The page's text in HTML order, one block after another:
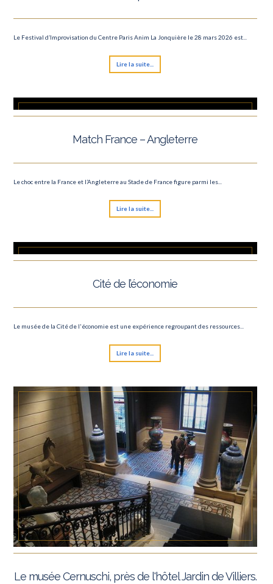
Le Festival d’Improvisation du Centre Paris Anim La Jonquière le 28 mars 2026 est...
Lire la suite...
Match France – Angleterre
Le choc entre la France et l’Angleterre au Stade de France figure parmi les...
Lire la suite...
Cité de l’économie
Le musée de la Cité de l'économie est une expérience regroupant des ressources...
Lire la suite...
Le musée Cernuschi, près de l'hôtel Jardin de Villiers.